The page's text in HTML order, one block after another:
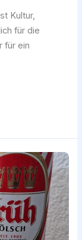
Kultur,
für die
für ein